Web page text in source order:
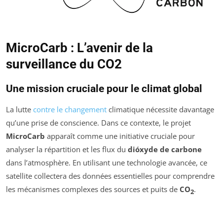
MicroCarb : L’avenir de la
surveillance du CO2
Une mission cruciale pour le climat global
La lutte contre le changement climatique nécessite davantage
qu’une prise de conscience. Dans ce contexte, le projet
MicroCarb apparaît comme une initiative cruciale pour
analyser la répartition et les flux du dióxyde de carbone
dans l’atmosphère. En utilisant une technologie avancée, ce
satellite collectera des données essentielles pour comprendre
les mécanismes complexes des sources et puits de CO2.